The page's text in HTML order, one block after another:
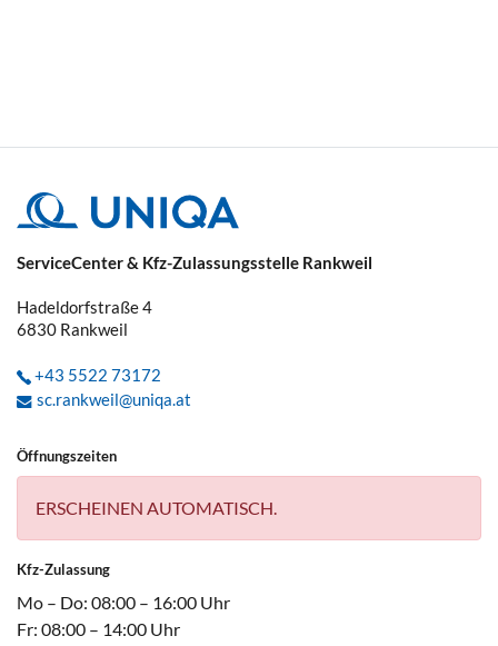
ServiceCenter & Kfz-Zulassungsstelle Rankweil
Hadeldorfstraße 4
6830 Rankweil
+43 5522 73172
sc.rankweil@uniqa.at
Öffnungszeiten
ERSCHEINEN AUTOMATISCH.
Kfz-Zulassung
Mo – Do: 08:00 – 16:00 Uhr
Fr: 08:00 – 14:00 Uhr